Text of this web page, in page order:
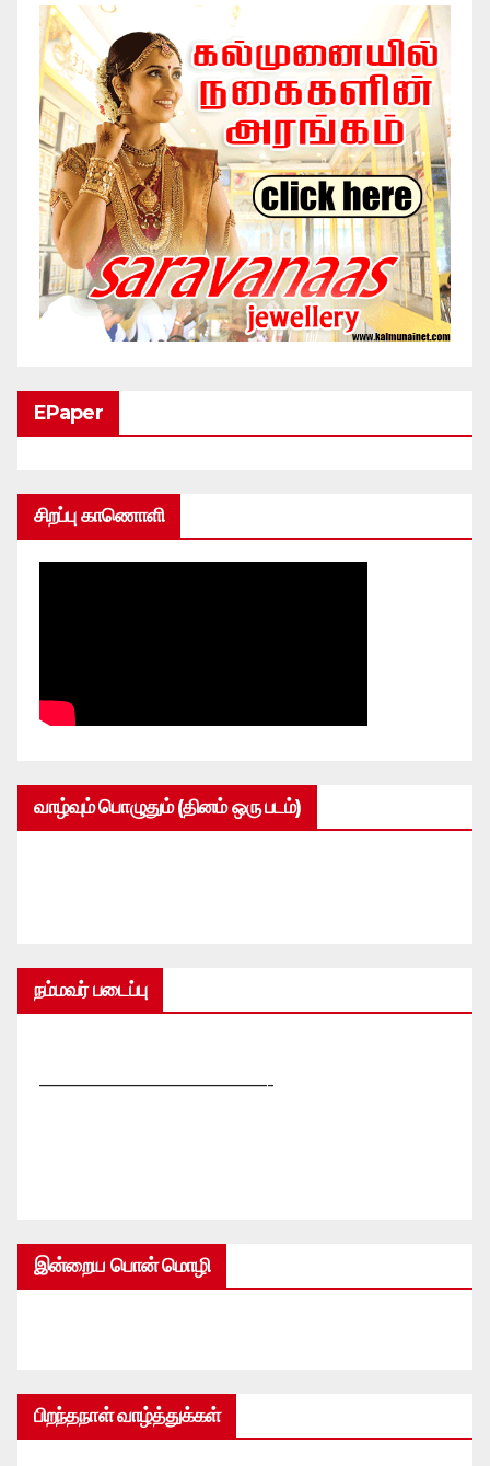
EPaper
சிறப்பு காணொளி
வாழ்வும் பொழுதும் (தினம் ஒரு படம்)
நம்மவர் படைப்பு
—————————————-
இன்றைய பொன் மொழி
பிறந்தநாள் வாழ்த்துக்கள்